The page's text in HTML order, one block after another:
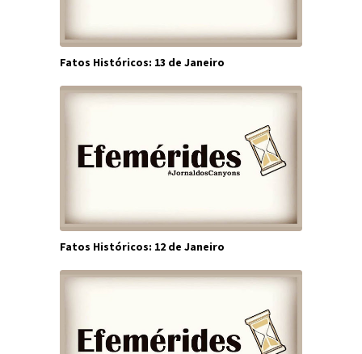
Fatos Históricos: 13 de Janeiro
Fatos Históricos: 12 de Janeiro